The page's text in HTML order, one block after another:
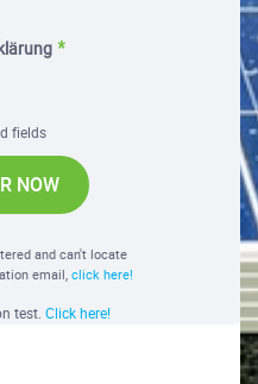
fields
NOW
and can't locate
email,click here!
test. Click here!